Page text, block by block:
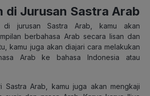
di Jurusan Sastra Arab
di jurusan Sastra Arab, kamu akan
berbahasa Arab secara lisan dan
kamu juga akan diajari cara melakukan
Arab ke bahasa Indonesia atau
Sastra Arab, kamu juga akan mengkaji